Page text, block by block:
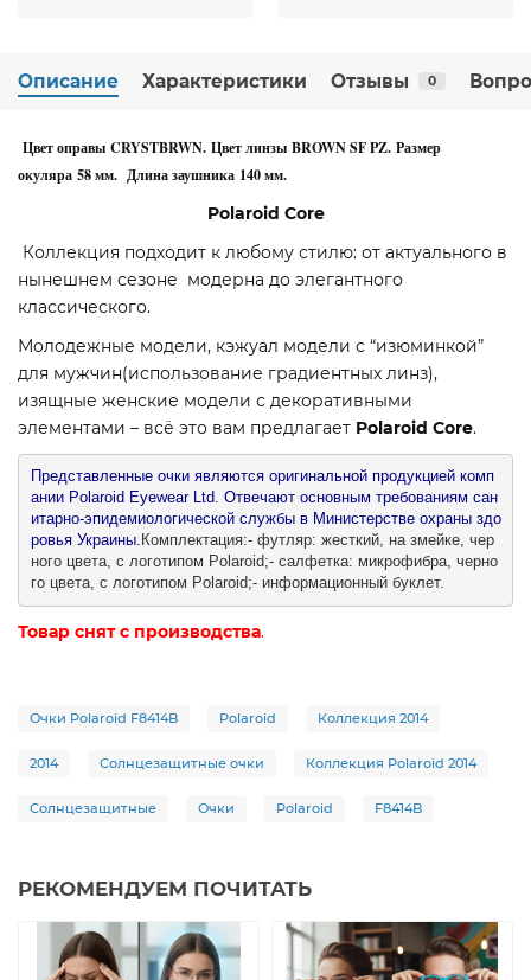
Описание Характеристики Отзывы 0
Цвет оправы CRYSTBRWN. Цвет линзы BROWN SF PZ. Размер
окуляра 58 мм. Длина заушника 140 мм.
Polaroid Core
Коллекция подходит к любому стилю: от актуального в
нынешнем сезоне модерна до элегантного
классического.
Молодежные модели, кэжуал модели с “изюминкой”
для мужчин(использование градиентных линз),
изящные женские модели с декоративными
элементами – всё это вам предлагает Polaroid Core.
Представленные очки являются оригинальной продукцией комп
ании Polaroid Eyewear Ltd. Отвечают основным требованиям сан
итарно-эпидемиологической службы в Министерстве охраны здо
ровья Украины. Комплектация:- футляр: жесткий, на змейке, чер
ного цвета, с логотипом Polaroid;- салфетка: микрофибра, черно
го цвета, с логотипом Polaroid;- информационный буклет.
Товар снят с производства.
Очки Polaroid F8414B Polaroid Коллекция 2014
2014 Солнцезащитные очки Коллекция Polaroid 2014
Солнцезащитные Очки Polaroid F8414B
РЕКОМЕНДУЕМ ПОЧИТАТЬ